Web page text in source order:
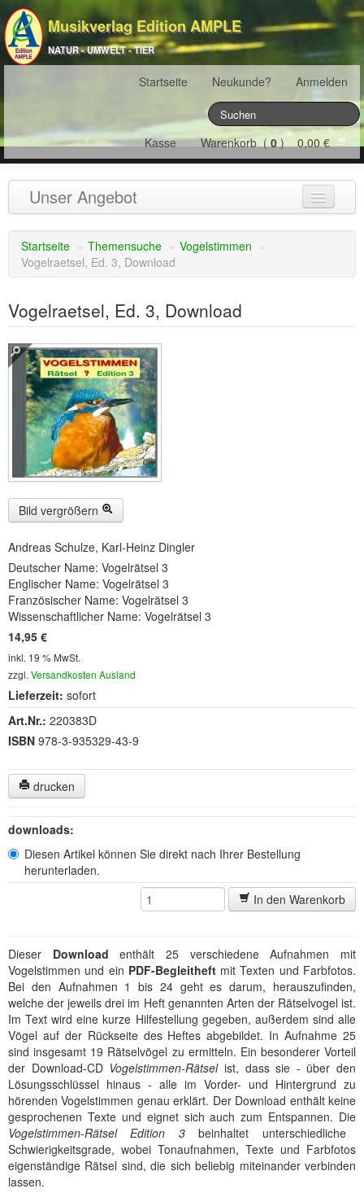
Musikverlag Edition AMPLE
NATUR - UMWELT - TIER
Startseite Neukunde? Anmelden
Kasse Warenkorb (0) 0,00 €
Unser Angebot
NATURJAHR(12)
ÖSTERREICH(22)
SCHWEIZ(16)
Buckelwiesen und Karwendelgebirge
Serie ENTSPANNUNG NATUR
CDs
SOFORT HERUNTERLADEN
CD-ROM-MP3/DVD-ROM-MP3
Spezial, Buch(28)
Engl./Franz. Produkte(33)
Themensuche
Soundarchiv
Startseite » Themensuche » Vogelstimmen »
Vogelraetsel, Ed. 3, Download
Vogelraetsel, Ed. 3, Download
Bild vergrößern
Andreas Schulze, Karl-Heinz Dingler
Deutscher Name: Vogelrätsel 3
Englischer Name: Vogelrätsel 3
Französischer Name: Vogelrätsel 3
Wissenschaftlicher Name: Vogelrätsel 3
14,95 €
inkl. 19 % MwSt.
zzgl. Versandkosten Ausland
Lieferzeit: sofort
Art.Nr.: 220383D
ISBN 978-3-935329-43-9
drucken
downloads:
Diesen Artikel können Sie direkt nach Ihrer Bestellung
herunterladen.
In den Warenkorb
Dieser Download enthält 25 verschiedene Aufnahmen mit
Vogelstimmen und ein PDF-Begleitheftmit Texten und Farbfotos.
Bei den Aufnahmen 1 bis 24 geht es darum, herauszufinden,
welche der jeweils drei im Heft genannten Arten der Rätselvogel ist.
Im Text wird eine kurze Hilfestellung gegeben, außerdem sind alle
Vögel auf der Rückseite des Heftes abgebildet. In Aufnahme 25
sind insgesamt 19 Rätselvögel zu ermitteln. Ein besonderer Vorteil
der Download-CD Vogelstimmen-Rätselist, dass sie - über den
Lösungsschlüssel hinaus - alle im Vorder- und Hintergrund zu
hörenden Vogelstimmen genau erklärt. Der Download enthält keine
gesprochenen Texte und eignet sich auch zum Entspannen. Die
Vogelstimmen-Rätsel Edition 3beinhaltet unterschiedliche
Schwierigkeitsgrade, wobei Tonaufnahmen, Texte und Farbfotos
eigenständige Rätsel sind, die sich beliebig miteinander verbinden
lassen.